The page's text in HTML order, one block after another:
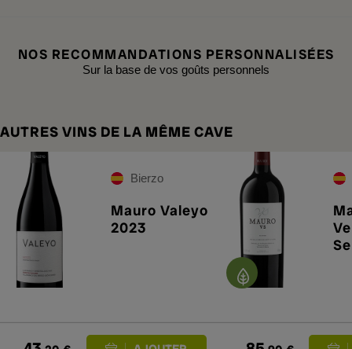
NOS RECOMMANDATIONS PERSONNALISÉES
Sur la base de vos goûts personnels
AUTRES VINS DE LA MÊME CAVE
Bierzo
Mauro Valeyo
2023